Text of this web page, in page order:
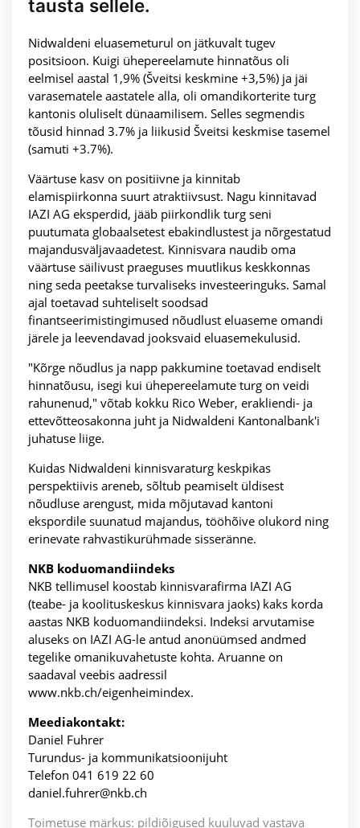
tausta sellele.
Nidwaldeni eluasemeturul on jätkuvalt tugev
positsioon. Kuigi ühepereelamute hinnatõus oli
eelmisel aastal 1,9% (Šveitsi keskmine +3,5%) ja jäi
varasematele aastatele alla, oli omandikorterite turg
kantonis oluliselt dünaamilisem. Selles segmendis
tõusid hinnad 3.7% ja liikusid Šveitsi keskmise tasemel
(samuti +3.7%).
Väärtuse kasv on positiivne ja kinnitab
elamispiirkonna suurt atraktiivsust. Nagu kinnitavad
IAZI AG eksperdid, jääb piirkondlik turg seni
puutumata globaalsetest ebakindlustest ja nõrgestatud
majandusväljavaadetest. Kinnisvara naudib oma
väärtuse säilivust praeguses muutlikus keskkonnas
ning seda peetakse turvaliseks investeeringuks. Samal
ajal toetavad suhteliselt soodsad
finantseerimistingimused nõudlust eluaseme omandi
järele ja leevendavad jooksvaid eluasemekulusid.
"Kõrge nõudlus ja napp pakkumine toetavad endiselt
hinnatõusu, isegi kui ühepereelamute turg on veidi
rahunenud," võtab kokku Rico Weber, erakliendi- ja
ettevõtteosakonna juht ja Nidwaldeni Kantonalbank'i
juhatuse liige.
Kuidas Nidwaldeni kinnisvaraturg keskpikas
perspektiivis areneb, sõltub peamiselt üldisest
nõudluse arengust, mida mõjutavad kantoni
ekspordile suunatud majandus, tööhõive olukord ning
erinevate rahvastikurühmade sisseränne.
NKB koduomandiindeks
NKB tellimusel koostab kinnisvarafirma IAZI AG
(teabe- ja koolituskeskus kinnisvara jaoks) kaks korda
aastas NKB koduomandiindeksi. Indeksi arvutamise
aluseks on IAZI AG-le antud anonüümsed andmed
tegelike omanikuvahetuste kohta. Aruanne on
saadaval veebis aadressil
www.nkb.ch/eigenheimindex.
Meediakontakt:
Daniel Fuhrer
Turundus- ja kommunikatsioonijuht
Telefon 041 619 22 60
daniel.fuhrer@nkb.ch
Toimetuse märkus: pildiõigused kuuluvad vastava